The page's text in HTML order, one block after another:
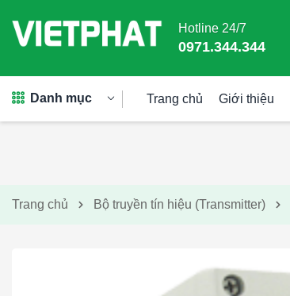
Hotline 24/7
0971.344.344
Danh mục Trang chủ Giới thiệu
Trang chủ Bộ truyền tín hiệu (Transmitter)